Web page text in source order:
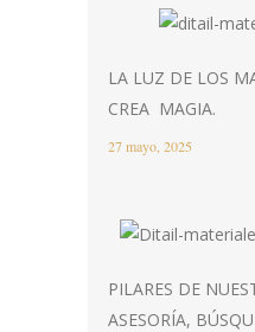
LA LUZ DE LOS
CREA MAGIA.
27 mayo, 2025
PILARES DE
ASESORÍA,